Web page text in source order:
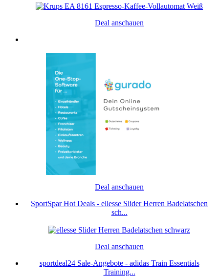
Deal anschauen
Deal anschauen
SportSpar Hot Deals - ellesse Slider Herren Badelatschen
sch...
Deal anschauen
sportdeal24 Sale-Angebote - adidas Train Essentials
Training...